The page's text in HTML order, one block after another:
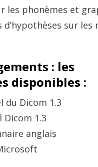
les phonèmes et
d’hypothèses sur les
: les
disponibles :
du Dicom 1.3
Dicom 1.3
anglais